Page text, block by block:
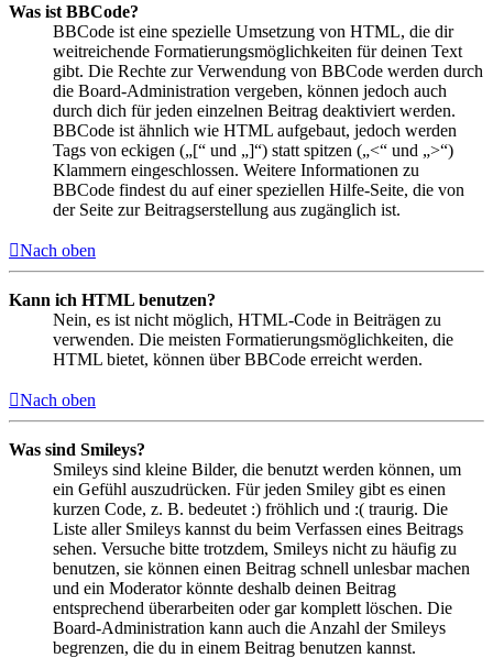
Was ist BBCode?
BBCode ist eine spezielle Umsetzung von HTML, die dir
weitreichende Formatierungsmöglichkeiten für deinen Text
gibt. Die Rechte zur Verwendung von BBCode werden durch
die Board-Administration vergeben, können jedoch auch
durch dich für jeden einzelnen Beitrag deaktiviert werden.
BBCode ist ähnlich wie HTML aufgebaut, jedoch werden
Tags von eckigen („[“ und „]“) statt spitzen („<“ und „>“)
Klammern eingeschlossen. Weitere Informationen zu
BBCode findest du auf einer speziellen Hilfe-Seite, die von
der Seite zur Beitragserstellung aus zugänglich ist.
Nach oben
Kann ich HTML benutzen?
Nein, es ist nicht möglich, HTML-Code in Beiträgen zu
verwenden. Die meisten Formatierungsmöglichkeiten, die
HTML bietet, können über BBCode erreicht werden.
Nach oben
Was sind Smileys?
Smileys sind kleine Bilder, die benutzt werden können, um
ein Gefühl auszudrücken. Für jeden Smiley gibt es einen
kurzen Code, z. B. bedeutet :) fröhlich und :( traurig. Die
Liste aller Smileys kannst du beim Verfassen eines Beitrags
sehen. Versuche bitte trotzdem, Smileys nicht zu häufig zu
benutzen, sie können einen Beitrag schnell unlesbar machen
und ein Moderator könnte deshalb deinen Beitrag
entsprechend überarbeiten oder gar komplett löschen. Die
Board-Administration kann auch die Anzahl der Smileys
begrenzen, die du in einem Beitrag benutzen kannst.